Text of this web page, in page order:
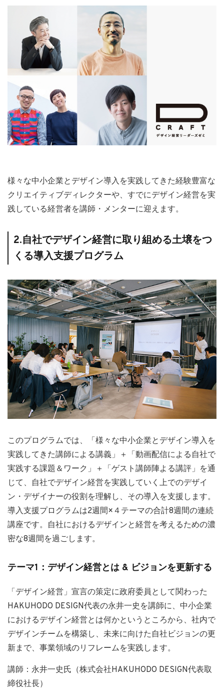
様々な中小企業とデザイン導入を実践してきた経験豊富な
クリエイティブディレクターや、すでにデザイン経営を実
践している経営者を講師・メンターに迎えます。
2.自社でデザイン経営に取り組める土壌をつ
くる導入支援プログラム
このプログラムでは、「様々な中小企業とデザイン導入を
実践してきた講師による講義」＋「動画配信による自社で
実践する課題＆ワーク」＋「ゲスト講師陣よる講評」を通
じて、自社でデザイン経営を実践していく上でのデザイ
ン・デザイナーの役割を理解し、その導入を支援します。
導入支援プログラムは2週間×４テーマの合計8週間の連続
講座です。自社におけるデザインと経営を考えるための濃
密な8週間を過ごします。
テーマ1：デザイン経営とは & ビジョンを更新する
「デザイン経営」宣言の策定に政府委員として関わった
HAKUHODO DESIGN代表の永井一史を講師に、中小企業
におけるデザイン経営とは何かというところから、社内で
デザインチームを構築し、未来に向けた自社ビジョンの更
新まで、事業領域のリフレームを実践します。
講師：永井一史氏（株式会社HAKUHODO DESIGN代表取
締役社長）